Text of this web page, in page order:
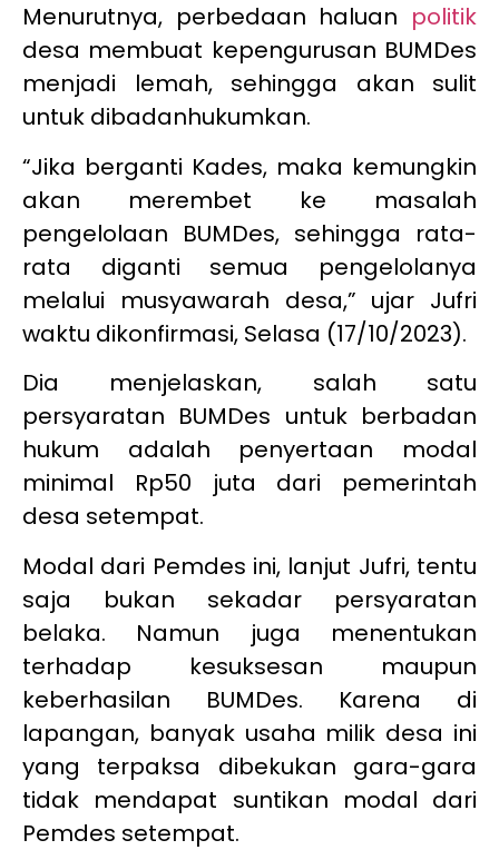
Menurutnya, perbedaan haluan politik
desa membuat kepengurusan BUMDes
menjadi lemah, sehingga akan sulit
untuk dibadanhukumkan.
“Jika berganti Kades, maka kemungkin
akan merembet ke masalah
pengelolaan BUMDes, sehingga rata-
rata diganti semua pengelolanya
melalui musyawarah desa,” ujar Jufri
waktu dikonfirmasi, Selasa (17/10/2023).
Dia menjelaskan, salah satu
persyaratan BUMDes untuk berbadan
hukum adalah penyertaan modal
minimal Rp50 juta dari pemerintah
desa setempat.
Modal dari Pemdes ini, lanjut Jufri, tentu
saja bukan sekadar persyaratan
belaka. Namun juga menentukan
terhadap kesuksesan maupun
keberhasilan BUMDes. Karena di
lapangan, banyak usaha milik desa ini
yang terpaksa dibekukan gara-gara
tidak mendapat suntikan modal dari
Pemdes setempat.